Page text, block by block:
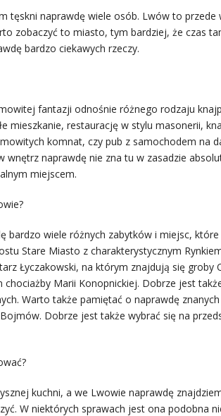
tęskni naprawdę wiele osób. Lwów to przede
zobaczyć to miasto, tym bardziej, że czas
bardzo ciekawych rzeczy.
fantazji odnośnie różnego rodzaju
mieszkanie, restaurację w stylu masonerii,
komnat, czy pub z samochodem na
wnętrz naprawdę nie zna tu w zasadzie
miejscem.
bardzo wiele różnych zabytków i miejsc,
Stare Miasto z charakterystycznym
Łyczakowski, na którym znajdują się groby
Marii Konopnickiej. Dobrze jest
Warto także pamiętać o naprawdę
Dobrze jest także wybrać się na
kuchni, a we Lwowie naprawdę
W niektórych sprawach jest ona podobna